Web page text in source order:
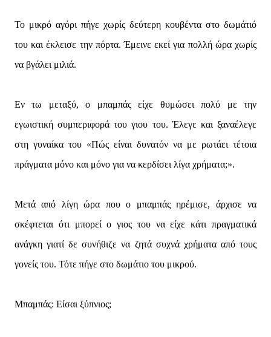
Το μικρό αγόρι πήγε χωρίς δεύτερη κουβέντα στο δωμάτιό
του και έκλεισε την πόρτα. Έμεινε εκεί για πολλή ώρα χωρίς
να βγάλει μιλιά.
Εν τω μεταξύ, ο μπαμπάς είχε θυμώσει πολύ με την
εγωιστική συμπεριφορά του γιου του. Έλεγε και ξαναέλεγε
στη γυναίκα του «Πώς είναι δυνατόν να με ρωτάει τέτοια
πράγματα μόνο και μόνο για να κερδίσει λίγα χρήματα;».
Μετά από λίγη ώρα που ο μπαμπάς ηρέμισε, άρχισε να
σκέφτεται ότι μπορεί ο γιος του να είχε κάτι πραγματικά
ανάγκη γιατί δε συνήθιζε να ζητά συχνά χρήματα από τους
γονείς του. Τότε πήγε στο δωμάτιο του μικρού.
Μπαμπάς: Είσαι ξύπνιος;